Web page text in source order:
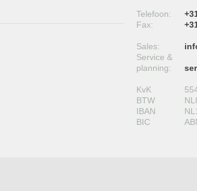
Telefoon:
Fax:
Sales:
Service &
planning:
KvK
BTW
IBAN
BIC